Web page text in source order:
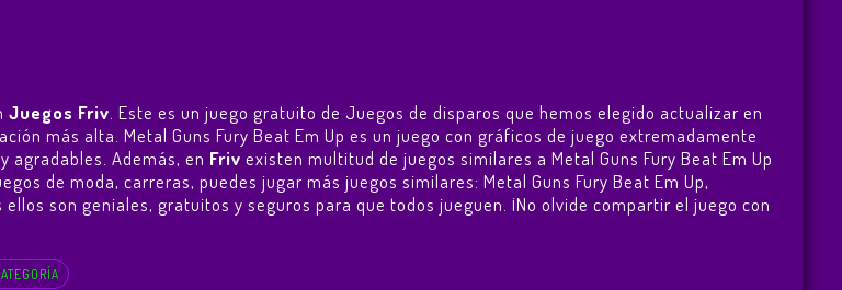
Juegos Friv. Este es un juego gratuito de Juegos de disparos que hemos elegido actualizar en
más alta. Metal Guns Fury Beat Em Up es un juego con gráficos de juego extremadamente
agradables. Además, en Friv existen multitud de juegos similares a Metal Guns Fury Beat Em Up
de moda, carreras, puedes jugar más juegos similares: Metal Guns Fury Beat Em Up,
ellos son geniales, gratuitos y seguros para que todos jueguen. ¡No olvide compartir el juego con